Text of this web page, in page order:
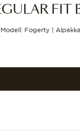
FIT
Modell: Fogerty |